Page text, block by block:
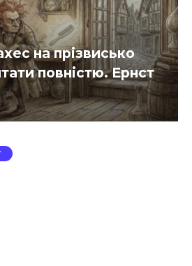
на прізвисько
повністю. Ернст